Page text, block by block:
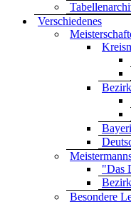
Verschiedenes
"Das
Besondere